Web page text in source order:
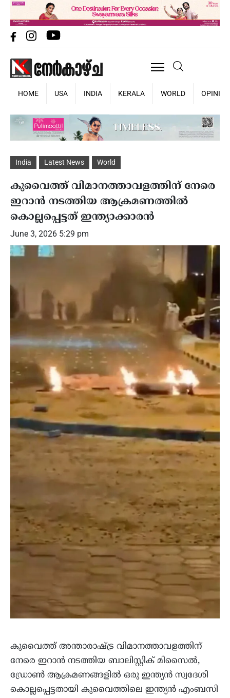
HOME USA INDIA KERALA WORLD OPINION
India Latest News World
കുവൈത്ത് വിമാനത്താവളത്തിന് നേരെ
ഇറാൻ നടത്തിയ ആക്രമണത്തിൽ
കൊല്ലപ്പെട്ടത് ഇന്ത്യാക്കാരൻ
June 3, 2026 5:29 pm
കുവൈത്ത് അന്താരാഷ്ട്ര വിമാനത്താവളത്തിന്
നേരെ ഇറാൻ നടത്തിയ ബാലിസ്റ്റിക് മിസൈൽ,
ഡ്രോൺ ആക്രമണങ്ങളിൽ ഒരു ഇന്ത്യൻ സ്വദേശി
കൊല്ലപ്പെട്ടതായി കുവൈത്തിലെ ഇന്ത്യൻ എംബസി